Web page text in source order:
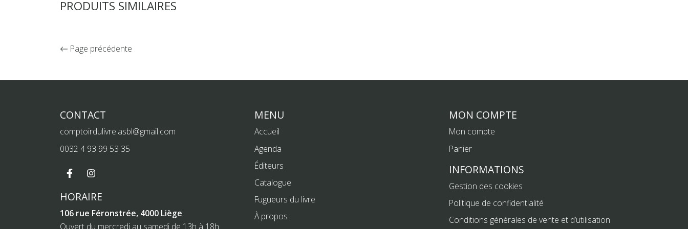
PRODUITS SIMILAIRES
Page précédente
CONTACT
comptoirdulivre.asbl@gmail.com
0032 4 93 99 53 35
HORAIRE
106 rue Féronstrée, 4000 Liège
Ouvert du mercredi au samedi de 13h à 18h
MENU
Accueil
Agenda
Éditeurs
Catalogue
Fugueurs du livre
À propos
MON COMPTE
Mon compte
Panier
INFORMATIONS
Gestion des cookies
Politique de confidentialité
Conditions générales de vente et d’utilisation